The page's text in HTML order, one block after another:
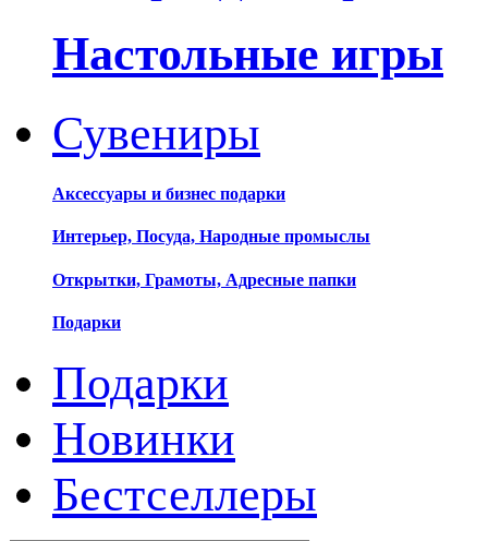
Настольные игры
Сувениры
Аксессуары и бизнес подарки
Интерьер, Посуда, Народные промыслы
Открытки, Грамоты, Адресные папки
Подарки
Подарки
Новинки
Бестселлеры